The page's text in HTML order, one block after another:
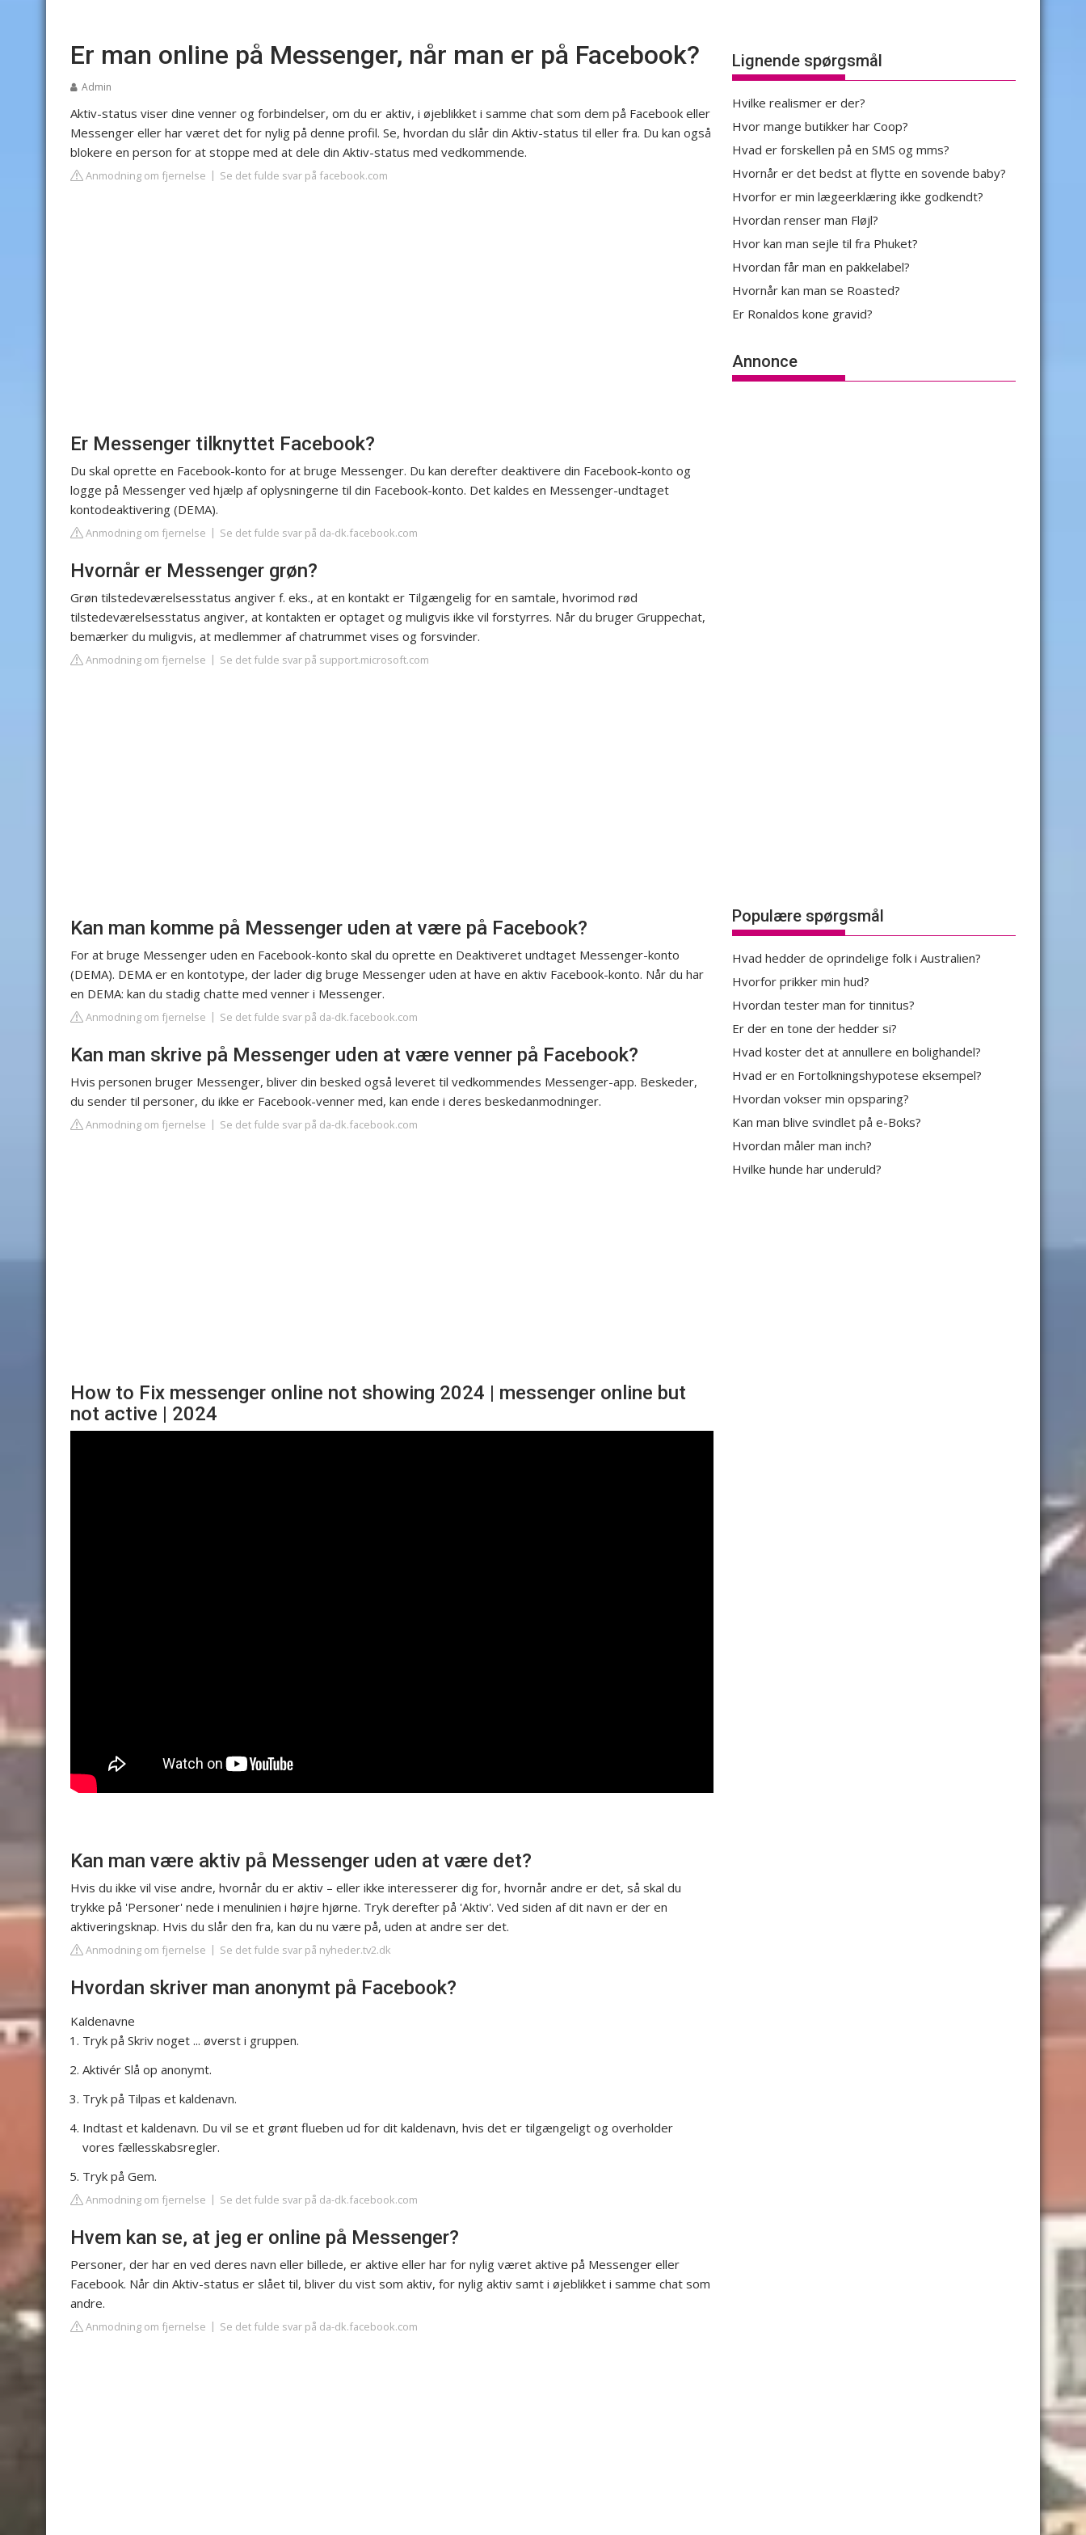
Er man online på Messenger, når man er på Facebook?
Admin
Aktiv-status viser dine venner og forbindelser, om du er aktiv, i øjeblikket i samme chat som dem på Facebook eller
Messenger eller har været det for nylig på denne profil. Se, hvordan du slår din Aktiv-status til eller fra. Du kan også
blokere en person for at stoppe med at dele din Aktiv-status med vedkommende.
Anmodning om fjernelse Se det fulde svar på facebook.com
Er Messenger tilknyttet Facebook?
Du skal oprette en Facebook-konto for at bruge Messenger. Du kan derefter deaktivere din Facebook-konto og
logge på Messenger ved hjælp af oplysningerne til din Facebook-konto. Det kaldes en Messenger-undtaget
kontodeaktivering (DEMA).
Anmodning om fjernelse Se det fulde svar på da-dk.facebook.com
Hvornår er Messenger grøn?
Grøn tilstedeværelsesstatus angiver f. eks., at en kontakt er Tilgængelig for en samtale, hvorimod rød
tilstedeværelsesstatus angiver, at kontakten er optaget og muligvis ikke vil forstyrres. Når du bruger Gruppechat,
bemærker du muligvis, at medlemmer af chatrummet vises og forsvinder.
Anmodning om fjernelse Se det fulde svar på support.microsoft.com
Kan man komme på Messenger uden at være på Facebook?
For at bruge Messenger uden en Facebook-konto skal du oprette en Deaktiveret undtaget Messenger-konto
(DEMA). DEMA er en kontotype, der lader dig bruge Messenger uden at have en aktiv Facebook-konto. Når du har
en DEMA: kan du stadig chatte med venner i Messenger.
Anmodning om fjernelse Se det fulde svar på da-dk.facebook.com
Kan man skrive på Messenger uden at være venner på Facebook?
Hvis personen bruger Messenger, bliver din besked også leveret til vedkommendes Messenger-app. Beskeder,
du sender til personer, du ikke er Facebook-venner med, kan ende i deres beskedanmodninger.
Anmodning om fjernelse Se det fulde svar på da-dk.facebook.com
How to Fix messenger online not showing 2024 | messenger online but
not active | 2024
Kan man være aktiv på Messenger uden at være det?
Hvis du ikke vil vise andre, hvornår du er aktiv – eller ikke interesserer dig for, hvornår andre er det, så skal du
trykke på 'Personer' nede i menulinien i højre hjørne. Tryk derefter på 'Aktiv'. Ved siden af dit navn er der en
aktiveringsknap. Hvis du slår den fra, kan du nu være på, uden at andre ser det.
Anmodning om fjernelse Se det fulde svar på nyheder.tv2.dk
Hvordan skriver man anonymt på Facebook?
Kaldenavne
Tryk på Skriv noget ... øverst i gruppen.
Aktivér Slå op anonymt.
Tryk på Tilpas et kaldenavn.
Indtast et kaldenavn. Du vil se et grønt flueben ud for dit kaldenavn, hvis det er tilgængeligt og overholder
vores fællesskabsregler.
Tryk på Gem.
Anmodning om fjernelse Se det fulde svar på da-dk.facebook.com
Hvem kan se, at jeg er online på Messenger?
Personer, der har en ved deres navn eller billede, er aktive eller har for nylig været aktive på Messenger eller
Facebook. Når din Aktiv-status er slået til, bliver du vist som aktiv, for nylig aktiv samt i øjeblikket i samme chat som
andre.
Anmodning om fjernelse Se det fulde svar på da-dk.facebook.com
Lignende spørgsmål
Hvilke realismer er der?
Hvor mange butikker har Coop?
Hvad er forskellen på en SMS og mms?
Hvornår er det bedst at flytte en sovende baby?
Hvorfor er min lægeerklæring ikke godkendt?
Hvordan renser man Fløjl?
Hvor kan man sejle til fra Phuket?
Hvordan får man en pakkelabel?
Hvornår kan man se Roasted?
Er Ronaldos kone gravid?
Annonce
Populære spørgsmål
Hvad hedder de oprindelige folk i Australien?
Hvorfor prikker min hud?
Hvordan tester man for tinnitus?
Er der en tone der hedder si?
Hvad koster det at annullere en bolighandel?
Hvad er en Fortolkningshypotese eksempel?
Hvordan vokser min opsparing?
Kan man blive svindlet på e-Boks?
Hvordan måler man inch?
Hvilke hunde har underuld?